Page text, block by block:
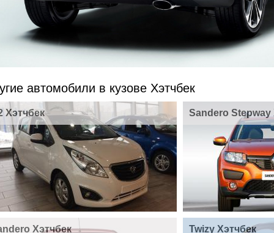
автомобили в кузове Хэтчбек
Хэтчбек Sandero Stepway
Хэтчбек Twizy Хэтчбек